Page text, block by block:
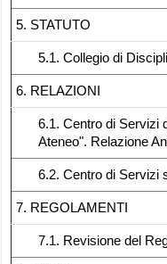
5. STATUTO
5.1. Collegio di
6. RELAZIONI
6.1. Centro di Servizi
Ateneo". Relazione
6.2. Centro di Servizi
7. REGOLAMENTI
7.1. Revisione del